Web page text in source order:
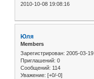
2010-10-08 19:08:16
Юля
Members
Зарегистрирован: 2005-03-19
Приглашений: 0
Сообщений: 114
Уважение: [+0/-0]